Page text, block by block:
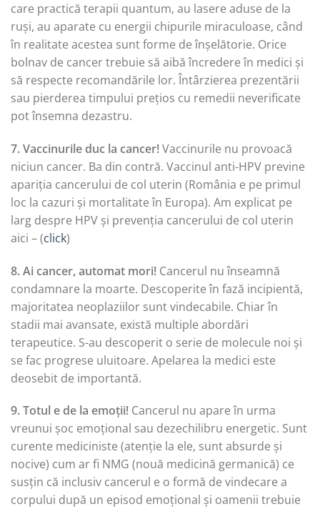
care practică terapii quantum, au lasere aduse de la
ruși, au aparate cu energii chipurile miraculoase, când
în realitate acestea sunt forme de înșelătorie. Orice
bolnav de cancer trebuie să aibă încredere în medici și
să respecte recomandările lor. Întârzierea prezentării
sau pierderea timpului prețios cu remedii neverificate
pot însemna dezastru.
7. Vaccinurile duc la cancer!Vaccinurile nu provoacă
niciun cancer. Ba din contră. Vaccinul anti-HPV previne
apariția cancerului de col uterin (România e pe primul
loc la cazuri și mortalitate în Europa). Am explicat pe
larg despre HPV și prevenția cancerului de col uterin
aici – (click)
8. Ai cancer, automat mori! Cancerul nu înseamnă
condamnare la moarte. Descoperite în fază incipientă,
majoritatea neoplaziilor sunt vindecabile. Chiar în
stadii mai avansate, există multiple abordări
terapeutice. S-au descoperit o serie de molecule noi și
se fac progrese uluitoare. Apelarea la medici este
deosebit de importantă.
9. Totul e de la emoții! Cancerul nu apare în urma
vreunui șoc emoțional sau dezechilibru energetic. Sunt
curente mediciniste (atenție la ele, sunt absurde și
nocive) cum ar fi NMG (nouă medicină germanică) ce
susțin că inclusiv cancerul e o formă de vindecare a
corpului după un episod emoțional și oamenii trebuie